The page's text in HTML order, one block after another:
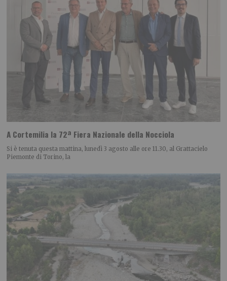
A Cortemilia la 72ª Fiera Nazionale della Nocciola
Si è tenuta questa mattina, lunedì 3 agosto alle ore 11.30, al Grattacielo
Piemonte di Torino, la